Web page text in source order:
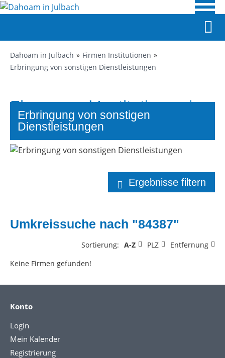
Dahoam in Julbach
Firmen Institutionen
Erbringung von sonstigen Dienstleistungen
Firmen und Institutionen in
Julbach
Erbringung von sonstigen
Dienstleistungen
Ergebnisse filtern
Umkreissuche nach "84387"
Sortierung: A-Z PLZ
Entfernung
Keine Firmen gefunden!
Konto
Login
Mein Kalender
Registrierung